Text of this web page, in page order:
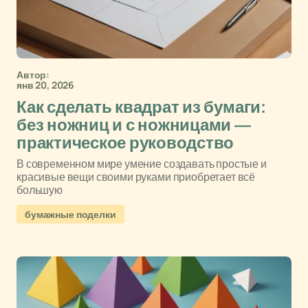
Автор:
янв 20, 2026
Как сделать квадрат из бумаги:
без ножниц и с ножницами —
практическое руководство
В современном мире умение создавать простые и
красивые вещи своими руками приобретает всё
большую
бумажные поделки